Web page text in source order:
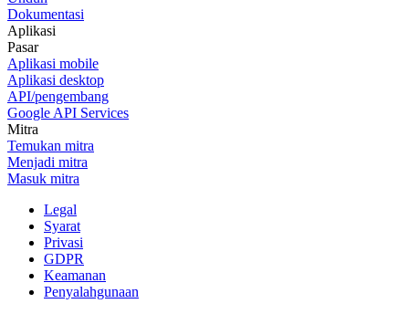
Dokumentasi
Aplikasi
Pasar
Aplikasi mobile
Aplikasi desktop
API/pengembang
Google API Services
Mitra
Temukan mitra
Menjadi mitra
Masuk mitra
Legal
Syarat
Privasi
GDPR
Keamanan
Penyalahgunaan